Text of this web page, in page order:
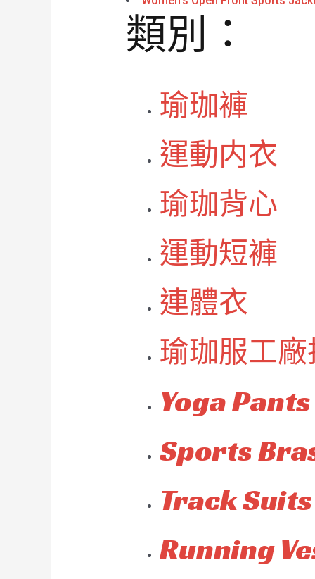
類別：
瑜珈褲
運動内衣
瑜珈背心
運動短褲
連體衣
瑜珈服工
Yoga Pants
Sports
Track Suits
Running